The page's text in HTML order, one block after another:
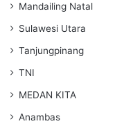
Mandailing Natal
Sulawesi Utara
Tanjungpinang
TNI
MEDAN KITA
Anambas